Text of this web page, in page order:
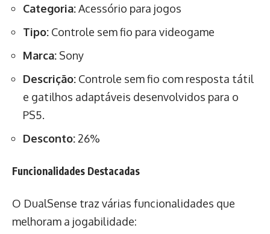
Categoria:Acessório para jogos
Tipo: Controle sem fio para videogame
Marca: Sony
Descrição: Controle sem fio com resposta tátil
e gatilhos adaptáveis desenvolvidos para o
PS5.
Desconto:26%
Funcionalidades Destacadas
O DualSense traz várias funcionalidades que
melhoram a jogabilidade: